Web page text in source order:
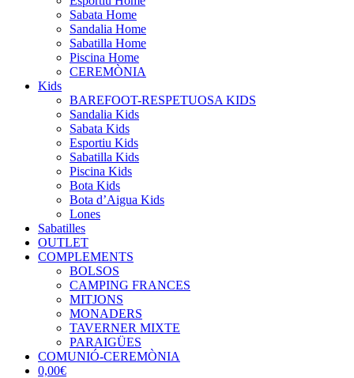
Sabata Home
Sandalia Home
Sabatilla Home
Piscina Home
CEREMÒNIA
Kids
BAREFOOT-RESPETUOSA KIDS
Sandalia Kids
Sabata Kids
Esportiu Kids
Sabatilla Kids
Piscina Kids
Bota Kids
Bota d’Aigua Kids
Lones
Sabatilles
OUTLET
COMPLEMENTS
BOLSOS
CAMPING FRANCES
MITJONS
MONADERS
TAVERNER MIXTE
PARAIGÜES
COMUNIÓ-CEREMÒNIA
0,00€